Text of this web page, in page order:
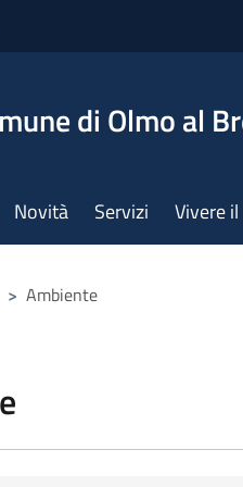
di Olmo al
Novità Servizi Vivere
> Ambiente